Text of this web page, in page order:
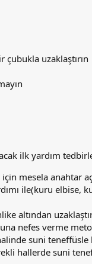
uzaklaştırın
ilk yardım
mesela anahtar
ile(kuru elbise,
altından
nefes verme
suni
hallerde suni